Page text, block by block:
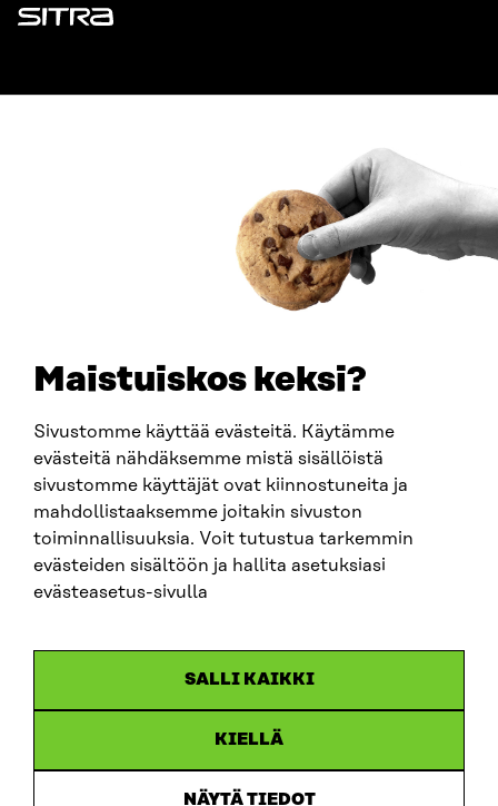
Maistuiskos keksi?
Sivustomme käyttää evästeitä. Käytämme
evästeitä nähdäksemme mistä sisällöistä
sivustomme käyttäjät ovat kiinnostuneita ja
mahdollistaaksemme joitakin sivuston
toiminnallisuuksia. Voit tutustua tarkemmin
evästeiden sisältöön ja hallita asetuksiasi
evästeasetus-sivulla
SALLI KAIKKI
KIELLÄ
NÄYTÄ TIEDOT
Sitra
firstname.lastname@sitra.fi
SITRA ON SOCIAL MEDIA
LinkedIn
Instagram